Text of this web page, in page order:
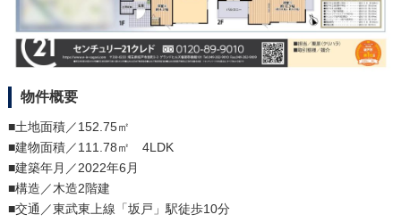
物件概要
■土地面積／152.75㎡
■建物面積／111.78㎡ 4LDK
■建築年月／2022年6月
■構造／木造2階建
■交通／東武東上線「坂戸」駅徒歩10分